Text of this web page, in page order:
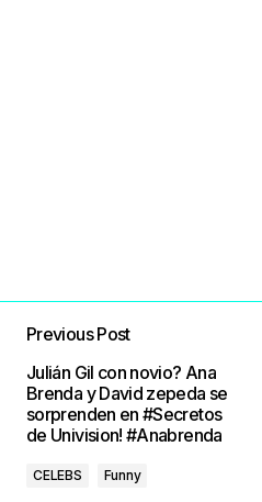
Previous Post
Julián Gil con novio? Ana
Brenda y David zepeda se
sorprenden en #Secretos
de Univision! #Anabrenda
CELEBS Funny